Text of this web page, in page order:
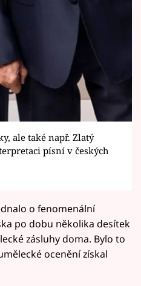
ale také např. Zlatý
písní v českých
o fenomenální
po dobu několika desítek
zásluhy doma. Bylo to
ocenění získal